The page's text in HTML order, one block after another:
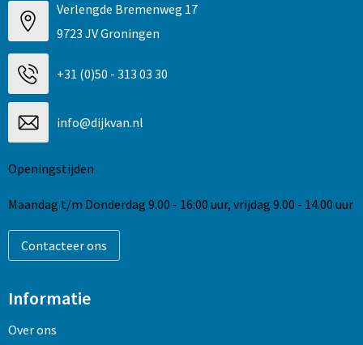
Verlengde Bremenweg 17
9723 JV Groningen
+31 (0)50 - 313 03 30
info@dijkvan.nl
Openingstijden
Maandag t/m Donderdag 9.00 - 16:00 uur, vrijdag 9.00 - 14.00 uur
Contacteer ons
Informatie
Over ons